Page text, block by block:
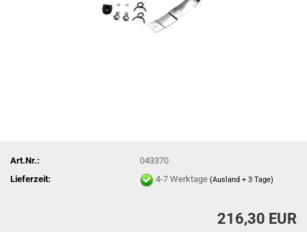
Art.Nr.:
043370
Lieferzeit:
4-7 Werktage(Ausland + 3 Tage)
216,30 EUR